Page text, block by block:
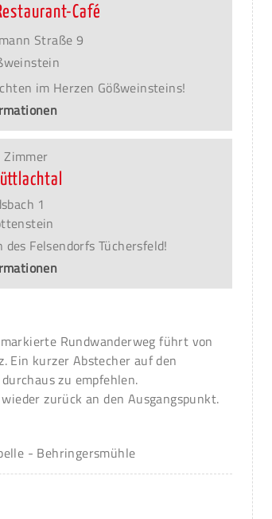
Café
Straße 9
im Herzen Gößweinsteins!
Zimmer
1
Felsendorfs Tüchersfeld!
Rundwanderweg führt von
Ein kurzer Abstecher auf den
zu empfehlen.
zurück an den Ausgangspunkt.
- Behringersmühle